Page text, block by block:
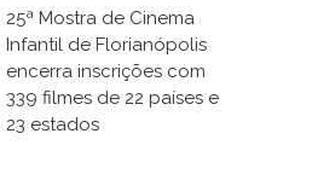
25ª Mostra de Cinema
Infantil de Florianópolis
encerra inscrições com
339 filmes de 22 países e
23 estados